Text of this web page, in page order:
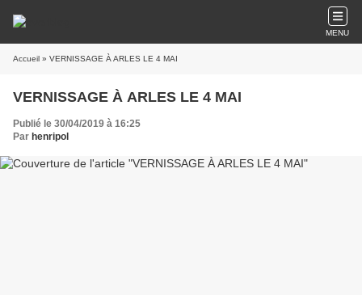
MENU
Accueil » VERNISSAGE À ARLES LE 4 MAI
VERNISSAGE À ARLES LE 4 MAI
Publié le 30/04/2019 à 16:25
Par henripol